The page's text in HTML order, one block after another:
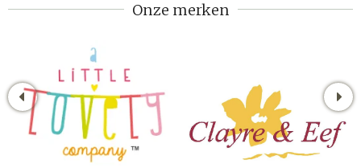
Onze merken